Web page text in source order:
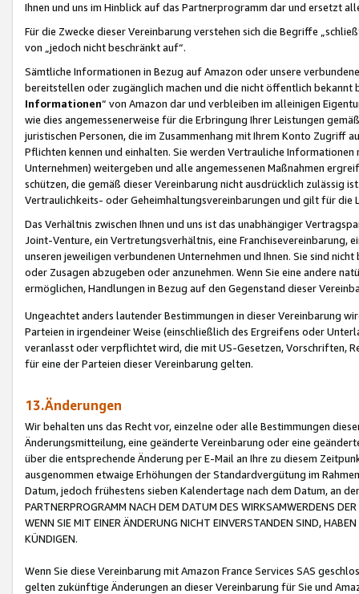
Ihnen und uns im Hinblick auf das Partnerprogramm dar und ersetzt
Für die Zwecke dieser Vereinbarung verstehen sich die Begriffe
von „jedoch nicht beschränkt auf“.
Sämtliche Informationen in Bezug auf Amazon oder unsere
bereitstellen oder zugänglich machen und die nicht öffentlich
Informationen“ von Amazon dar und verbleiben im alleinigen
wie dies angemessenerweise für die Erbringung Ihrer Leistungen
juristischen Personen, die im Zusammenhang mit Ihrem Konto
Pflichten kennen und einhalten. Sie werden Vertrauliche
Unternehmen) weitergeben und alle angemessenen Maßnahmen
schützen, die gemäß dieser Vereinbarung nicht ausdrücklich zulässig
Vertraulichkeits- oder Geheimhaltungsvereinbarungen und gilt für die
Das Verhältnis zwischen Ihnen und uns ist das unabhängiger
Joint-Venture, ein Vertretungsverhältnis, eine Franchisevereinbarung,
unseren jeweiligen verbundenen Unternehmen und Ihnen. Sie sind
oder Zusagen abzugeben oder anzunehmen. Wenn Sie eine andere
ermöglichen, Handlungen in Bezug auf den Gegenstand dieser
Ungeachtet anders lautender Bestimmungen in dieser Vereinbarung
Parteien in irgendeiner Weise (einschließlich des Ergreifens oder
veranlasst oder verpflichtet wird, die mit US-Gesetzen, Vorschriften,
für eine der Parteien dieser Vereinbarung gelten.
13.Änderungen
Wir behalten uns das Recht vor, einzelne oder alle Bestimmungen
Änderungsmitteilung, eine geänderte Vereinbarung oder eine
über die entsprechende Änderung per E-Mail an Ihre zu diesem
ausgenommen etwaige Erhöhungen der Standardvergütung im
Datum, jedoch frühestens sieben Kalendertage nach dem Datum, an
PARTNERPROGRAMM NACH DEM DATUM DES WIRKSAMWERDENS
WENN SIE MIT EINER ÄNDERUNG NICHT EINVERSTANDEN SIND,
KÜNDIGEN.
Wenn Sie diese Vereinbarung mit Amazon France Services SAS
gelten zukünftige Änderungen an dieser Vereinbarung für Sie und